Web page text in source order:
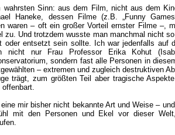
Sinn: aus dem Film, nicht aus dem
Haneke, dessen Filme (z.B. „Funny
waren – oft ein großer Vorteil ernster Filme –,
zu. Und trotzdem wusste man manchmal nicht
oder entsetzt sein sollte. Ich war jedenfalls auf
nur Frau Professor Erika Kohut
sondern fast alle Personen in
– extremen und zugleich destruktiven
trägt, zum größten Teil aber tragische
offenbart.
mir bisher nicht bekannte Art und Weise –
mit den Personen und Ekel vor dieser